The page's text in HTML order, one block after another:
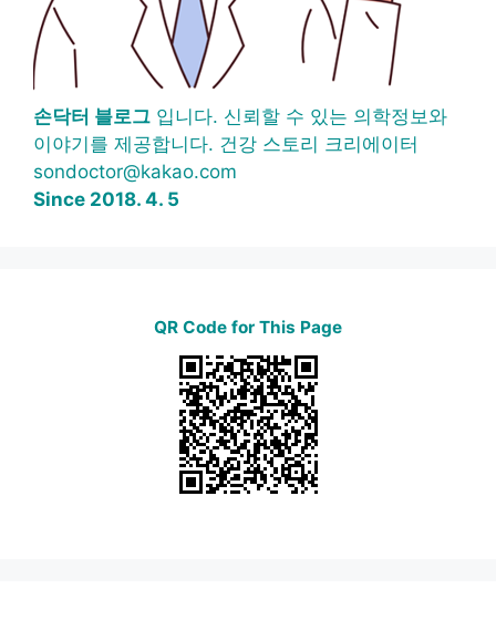
손닥터 블로그 입니다. 신뢰할 수 있는 의학정보와
이야기를 제공합니다. 건강 스토리 크리에이터
sondoctor@kakao.com
Since 2018. 4. 5
QR Code for This Page